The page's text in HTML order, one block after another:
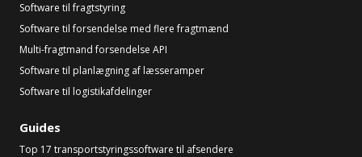
Software til fragtstyring
Software til forsendelse med flere fragtmænd
Multi-fragtmand forsendelse API
Software til planlægning af læsseramper
Software til logistikafdelinger
Guides
Top 17 transportstyringssoftware til afsendere